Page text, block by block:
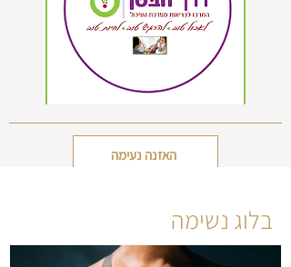
האזנה נעימה
פודקאסט
בלוג נשימה